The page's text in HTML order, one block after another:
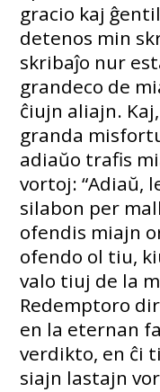
gracio kaj
detenos min
skribaĵo nur
grandeco de
ĉiujn aliajn.
granda
adiaŭo trafis
vortoj: “Adiaŭ,
silabon per
ofendis miajn
ofendo ol tiu,
valo tiuj de la
Redemptoro
en la eternan
verdikto, en ĉi
siajn lastajn